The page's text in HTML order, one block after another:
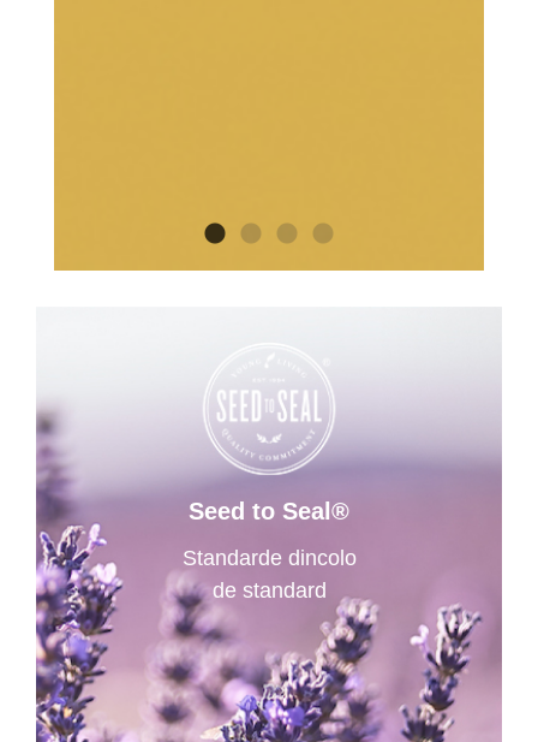
Seed to Seal®
Standarde dincolo
de standard